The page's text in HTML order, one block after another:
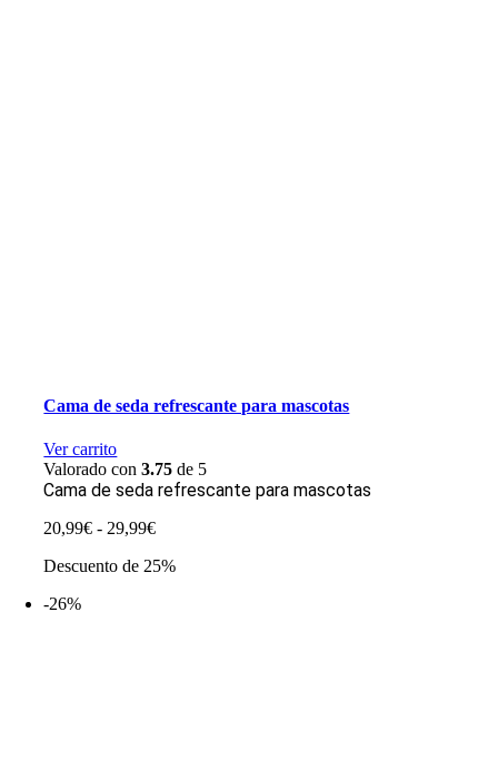
Cama de seda refrescante para mascotas
Ver carrito
Valorado con3.75 de 5
Cama de seda refrescante para mascotas
20,99€ - 29,99€Rango
precios:
Descuento de 25%
-26%